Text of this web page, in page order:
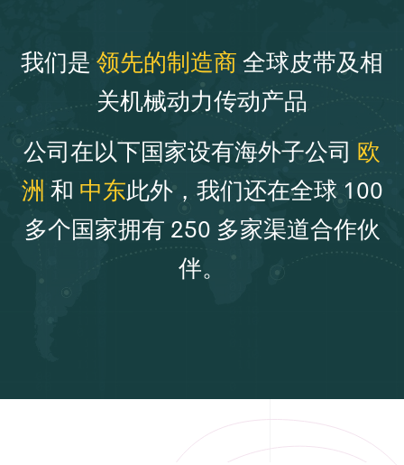
我们是领先的制造商 全球皮带及相
关机械动力传动产品
公司在以下国家设有海外子公司 欧
洲 和 中东此外，我们还在全球 100
多个国家拥有 250 多家渠道合作伙
伴。